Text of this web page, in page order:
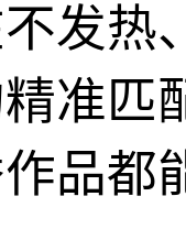
发热
准匹
品都